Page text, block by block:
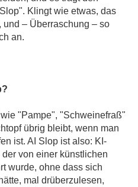
Klingt wie etwas, das
und – Überraschung – so
an.
"Pampe", "Schweinefraß"
übrig bleibt, wenn man
ist. AI Slop ist also: KI-
von einer künstlichen
wurde, ohne dass sich
mal drüberzulesen,